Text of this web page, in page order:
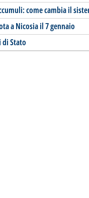
come cambia il
a Nicosia il 7 gennaio
di Stato